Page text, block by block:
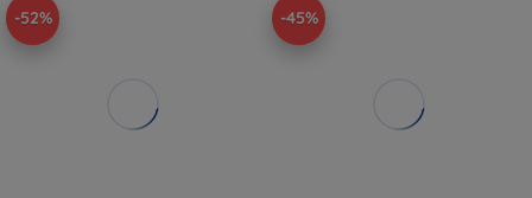
-52% -45%